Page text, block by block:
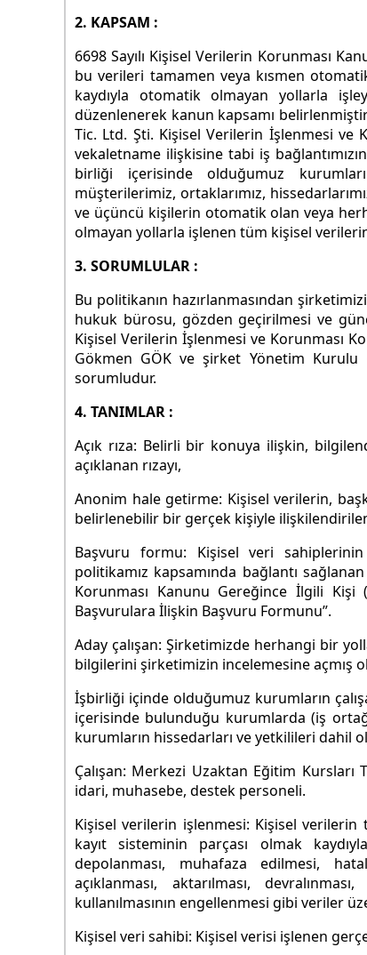
2. KAPSAM :
6698 Sayılı Kişisel Verilerin Korunması
bu verileri tamamen veya kısmen
kaydıyla otomatik olmayan yollarla
düzenlenerek kanun kapsamı
Tic. Ltd. Şti. Kişisel Verilerin İşlenmesi ve
vekaletname ilişkisine tabi iş
birliği içerisinde olduğumuz
müşterilerimiz, ortaklarımız,
ve üçüncü kişilerin otomatik olan veya
olmayan yollarla işlenen tüm kişisel
3. SORUMLULAR :
Bu politikanın hazırlanmasından
hukuk bürosu, gözden geçirilmesi ve
Kişisel Verilerin İşlenmesi ve Korunması
Gökmen GÖK ve şirket Yönetim
sorumludur.
4. TANIMLAR :
Açık rıza: Belirli bir konuya ilişkin,
açıklanan rızayı,
Anonim hale getirme: Kişisel verilerin,
belirlenebilir bir gerçek kişiyle
Başvuru formu: Kişisel veri
politikamız kapsamında bağlantı
Korunması Kanunu Gereğince İlgili Kişi
Başvurulara İlişkin Başvuru Formunu”.
Aday çalışan: Şirketimizde herhangi bir
bilgilerini şirketimizin incelemesine açmış
İşbirliği içinde olduğumuz kurumların
içerisinde bulunduğu kurumlarda (iş
kurumların hissedarları ve yetkilileri dahil
Çalışan: Merkezi Uzaktan Eğitim Kursları
idari, muhasebe, destek personeli.
Kişisel verilerin işlenmesi: Kişisel
kayıt sisteminin parçası olmak
depolanması, muhafaza edilmesi,
açıklanması, aktarılması,
kullanılmasının engellenmesi gibi veriler
Kişisel veri sahibi: Kişisel verisi işlenen